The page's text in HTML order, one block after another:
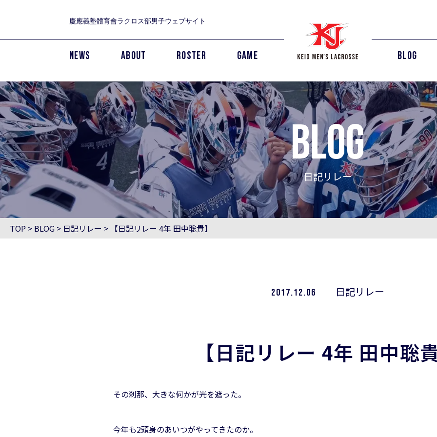
慶應義塾體育會ラクロス部男子ウェブサイト
NEWS ABOUT ROSTER GAME BLOG
blog
日記リレー
TOP > BLOG > 日記リレー > 【日記リレー 4年 田中聡貴】
2017.12.06 日記リレー
【日記リレー 4年 田中聡
その刹那、大きな何かが光を遮った。
今年も2頭身のあいつがやってきたのか。